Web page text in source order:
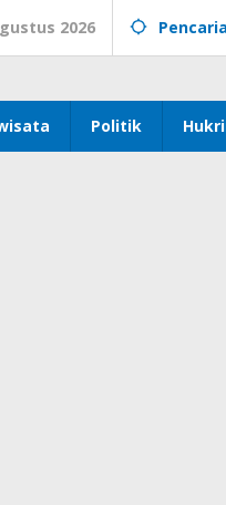
2026
Politik